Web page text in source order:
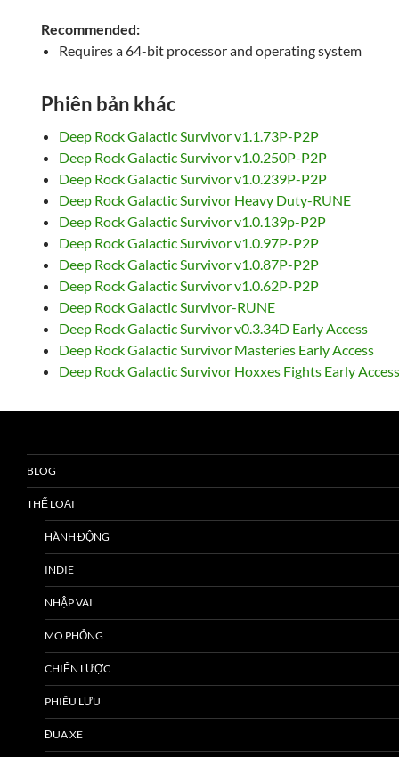
Recommended:
Requires a 64-bit processor and operating system
Phiên bản khác
Deep Rock Galactic Survivor v1.1.73P-P2P
Deep Rock Galactic Survivor v1.0.250P-P2P
Deep Rock Galactic Survivor v1.0.239P-P2P
Deep Rock Galactic Survivor Heavy Duty-RUNE
Deep Rock Galactic Survivor v1.0.139p-P2P
Deep Rock Galactic Survivor v1.0.97P-P2P
Deep Rock Galactic Survivor v1.0.87P-P2P
Deep Rock Galactic Survivor v1.0.62P-P2P
Deep Rock Galactic Survivor-RUNE
Deep Rock Galactic Survivor v0.3.34D Early Access
Deep Rock Galactic Survivor Masteries Early Access
Deep Rock Galactic Survivor Hoxxes Fights Early
BLOG
THỂ LOẠI
HÀNH ĐỘNG
INDIE
NHẬP VAI
MÔ PHỎNG
CHIẾN LƯỢC
PHIÊU LƯU
ĐUA XE